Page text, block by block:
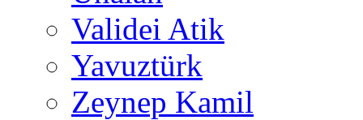
Validei Atik
Yavuztürk
Zeynep Kamil